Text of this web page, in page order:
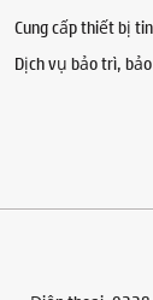
Cung cấp thiết bị
Dịch vụ bảo trì,